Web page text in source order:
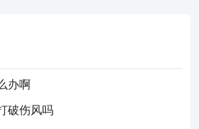
办啊
破伤风吗